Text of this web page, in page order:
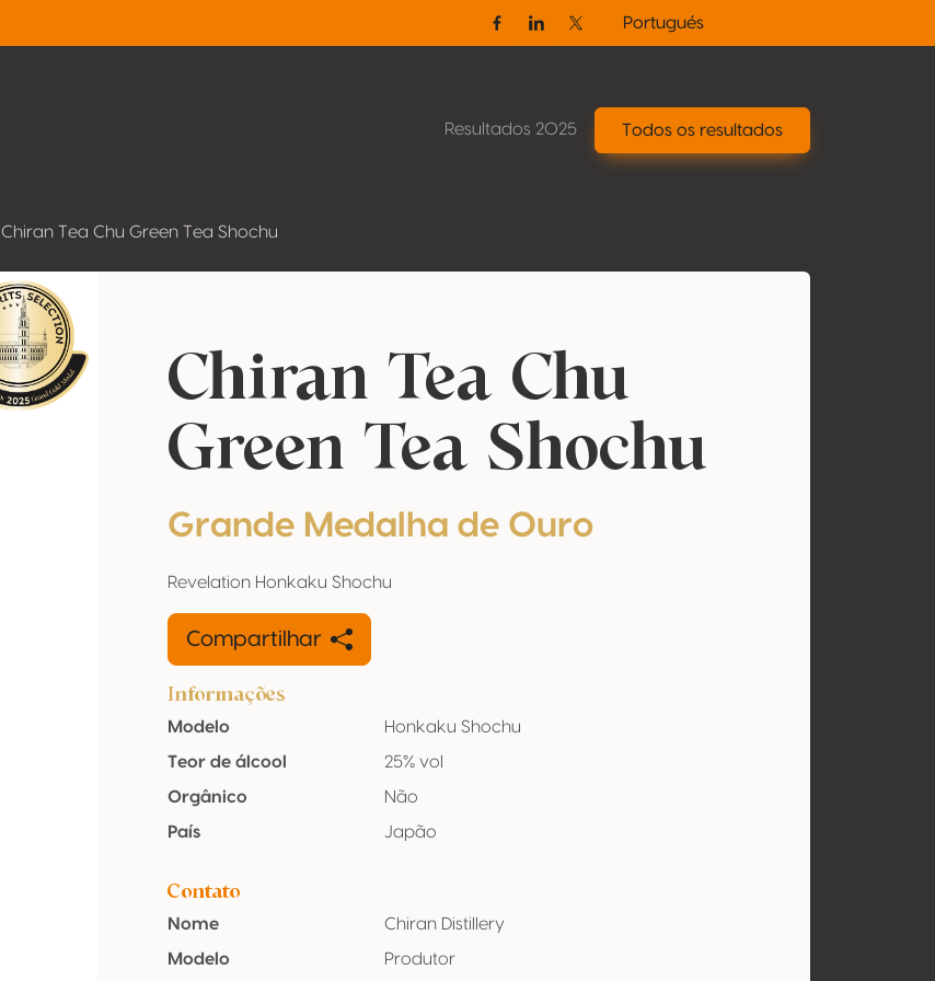
FacebookLinkedinTwitter / X
Portugués
Resultados 2025 Todos os resultados
Chiran Tea Chu Green Tea Shochu
Chiran Tea Chu
Green Tea Shochu
Grande Medalha de Ouro
Revelation Honkaku Shochu
Compartilhar
Informações
Modelo
Honkaku Shochu
Teor de álcool
25% vol
Orgânico
Não
País
Japão
Contato
Nome
Chiran Distillery
Modelo
Produtor